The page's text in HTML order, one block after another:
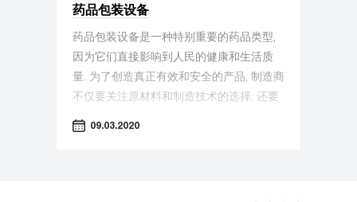
药品包装设备
药品包装设备是一种特别重要的药品类型,
因为它们直接影响到人民的健康和生活质
量. 为了创造真正有效和安全的产品, 制造商
不仅要关注原材料和制造技术的选择, 还要
关注技术流程的组织.
09.03.2020